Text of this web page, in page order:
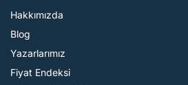
Hakkımızda
Blog
Yazarlarımız
Fiyat Endeksi